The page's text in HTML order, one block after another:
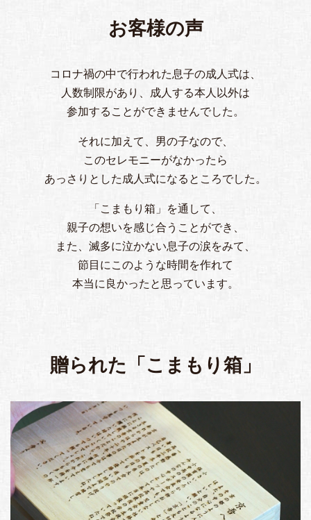
お客様の声
コロナ禍の中で行われた息子の成人式は、
人数制限があり、成人する本人以外は
参加することができませんでした。
それに加えて、男の子なので、
このセレモニーがなかったら
あっさりとした成人式になるところでした。
「こまもり箱」を通して、
親子の想いを感じ合うことができ、
また、滅多に泣かない息子の涙をみて、
節目にこのような時間を作れて
本当に良かったと思っています。
贈られた「こまもり箱」